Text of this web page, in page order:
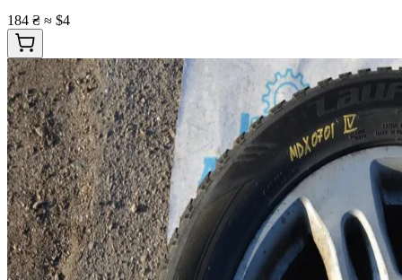
184 ₴ ≈ $4